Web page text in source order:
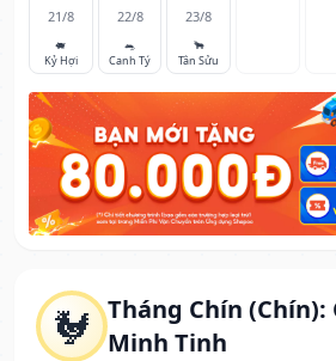
🐓 Tháng Chín (Chín):
Minh Tinh
21/8
🐖
Kỷ Hợi
22/8
🐀
Canh Tý
23/8
🐂
Tân Sửu